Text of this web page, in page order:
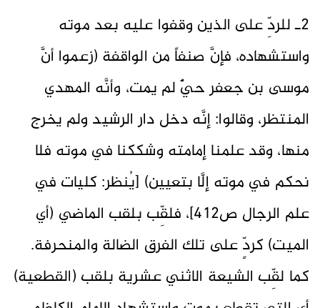
2ـ للردِّ على الذين وقفوا عليه بعد موته
واستشهاده، فإنَّ صنفاً من الواقفة (زعموا أنَّ
موسى بن جعفر حيٌّ لم يمت، وأنَّه المهدي
المنتظر، وقالوا: إنَّه دخل دار الرشيد ولم يخرج
منها، وقد علمنا إمامته وشككنا في موته فلا
نحكم في موته إلَّا بتعيين) [يُنظر: كليات في
علم الرجال ص412]، فلقِّب بلقب الماضي (أي
الميت) كردٍّ على تلك الفرق الضالة والمنحرفة.
كما لقِّب الشيعة الاثني عشرية بلقب (القطعية)